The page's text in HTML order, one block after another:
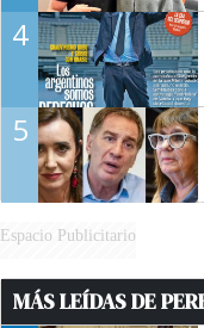
4
5
Espacio Publicitario
MÁS LEÍDAS DE